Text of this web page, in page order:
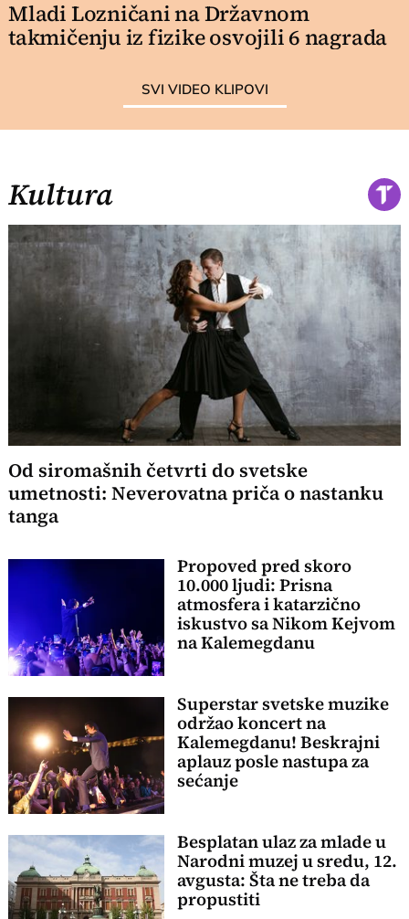
Mladi Lozničani na Državnom
takmičenju iz fizike osvojili 6 nagrada
SVI VIDEO KLIPOVI
Kultura
Od siromašnih četvrti do svetske
umetnosti: Neverovatna priča o nastanku
tanga
Propoved pred skoro
10.000 ljudi: Prisna
atmosfera i katarzično
iskustvo sa Nikom Kejvom
na Kalemegdanu
Superstar svetske muzike
održao koncert na
Kalemegdanu! Beskrajni
aplauz posle nastupa za
sećanje
Besplatan ulaz za mlade u
Narodni muzej u sredu, 12.
avgusta: Šta ne treba da
propustiti